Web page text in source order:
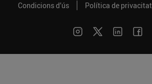
Condicions d’ús
Política de privacitat